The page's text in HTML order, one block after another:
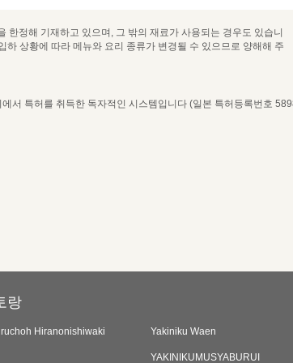
한정해 기재하고 있으며, 그 밖의 재료가 사용되는 경우도 있습니
하 상황에 따라 메뉴와 요리 종류가 변경될 수 있으므로 양해해 주
서 특허를 취득한 독자적인 시스템입니다 (일본 특허등록번호
랑
Hiranonishiwaki Yakiniku Waen
YAKINIKUMUSYABURUI